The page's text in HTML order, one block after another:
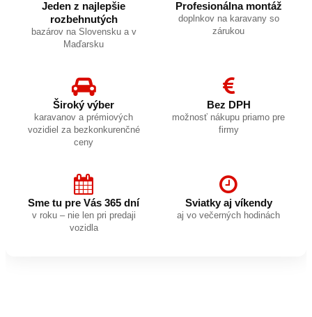
Jeden z najlepšie
rozbehnutých
bazárov na Slovensku a v
Maďarsku
Profesionálna montáž
doplnkov na karavany so
zárukou
Široký výber
karavanov a prémiových
vozidiel za bezkonkurenčné
ceny
Bez DPH
možnosť nákupu priamo pre
firmy
Sme tu pre Vás 365 dní
v roku – nie len pri predaji
vozidla
Sviatky aj víkendy
aj vo večerných hodinách